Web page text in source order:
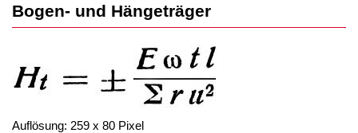
Bogen- und Hängeträger
Auflösung: 259 x 80 Pixel